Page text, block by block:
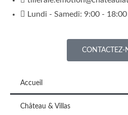
Lundi - Samedi: 9:00 - 18:00
CONTACTEZ-
Accueil
Château & Villas